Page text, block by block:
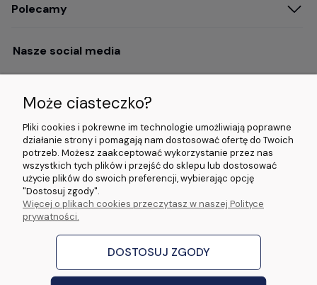
Polecamy
Nasze social media
Opinie i wyróżnienia
5.0/5.0 (5000+
opinii)
5.0/5.0 (5000+
opinii)
4.9/5.0 (120+
opinii)
© 2026 www.wideorejestratory24.pl. Wszelkie prawa zastrzeżone.
Sklep własności firmy ZOYA LAB Arkadiusz Dawid Lorenz
ul. Jacka Malczewskiego 2A, 65-140 Zielona Góra NIP: 9730587206 REGON:
Sklep internetowy Shoper Premium
Może ciasteczko?
Pliki cookies i pokrewne im technologie umożliwiają poprawne
działanie strony i pomagają nam dostosować ofertę do Twoich
potrzeb. Możesz zaakceptować wykorzystanie przez nas
wszystkich tych plików i przejść do sklepu lub dostosować
użycie plików do swoich preferencji, wybierając opcję
"Dostosuj zgody".
Więcej o plikach cookies przeczytasz w naszej Polityce
prywatności.
DOSTOSUJ ZGODY